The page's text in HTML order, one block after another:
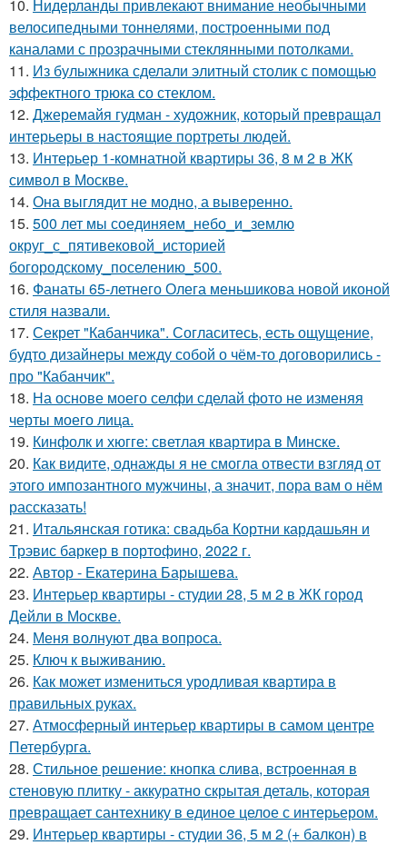
10. Нидерланды привлекают внимание необычными
велосипедными тоннелями, построенными под
каналами с прозрачными стеклянными потолками.
11. Из булыжника сделали элитный столик с помощью
эффектного трюка со стеклом.
12. Джеремайя гудман - художник, который превращал
интерьеры в настоящие портреты людей.
13. Интерьер 1-комнатной квартиры 36, 8 м 2 в ЖК
символ в Москве.
14. Она выглядит не модно, а выверенно.
15. 500 лет мы соединяем_небо_и_землю
округ_с_пятивековой_историей
богородскому_поселению_500.
16. Фанаты 65-летнего Олега меньшикова новой иконой
стиля назвали.
17. Секрет "Кабанчика". Согласитесь, есть ощущение,
будто дизайнеры между собой о чём-то договорились -
про "Кабанчик".
18. На основе моего селфи сделай фото не изменяя
черты моего лица.
19. Кинфолк и хюгге: светлая квартира в Минске.
20. Как видите, однажды я не смогла отвести взгляд от
этого импозантного мужчины, а значит, пора вам о нём
рассказать!
21. Итальянская готика: свадьба Кортни кардашьян и
Трэвис баркер в портофино, 2022 г.
22. Автор - Екатерина Барышева.
23. Интерьер квартиры - студии 28, 5 м 2 в ЖК город
Дейли в Москве.
24. Меня волнуют два вопроса.
25. Ключ к выживанию.
26. Как может измениться уродливая квартира в
правильных руках.
27. Атмосферный интерьер квартиры в самом центре
Петербурга.
28. Стильное решение: кнопка слива, встроенная в
стеновую плитку - аккуратно скрытая деталь, которая
превращает сантехнику в единое целое с интерьером.
29. Интерьер квартиры - студии 36, 5 м 2 (+ балкон) в